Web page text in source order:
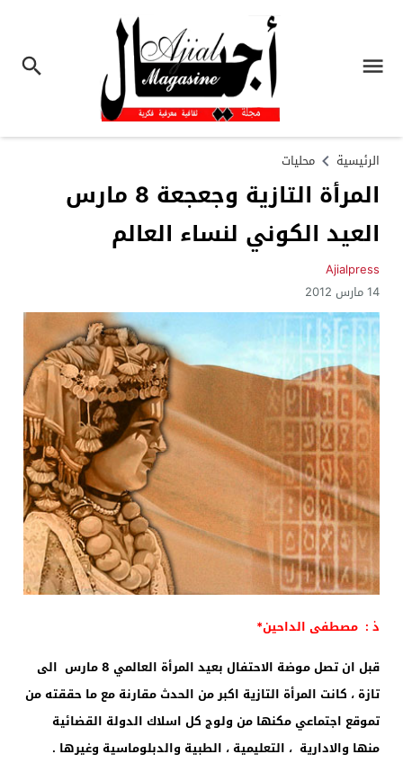
الرئيسية محليات
المرأة التازية وجعجعة 8 مارس
العيد الكوني لنساء العالم
Ajialpress
14 مارس 2012
ذ : مصطفى الداحين*
قبل ان تصل موضة الاحتفال بعيد المرأة العالمي 8 مارس الى
تازة ، كانت المرأة التازية اكبر من الحدث مقارنة مع ما حققته من
تموقع اجتماعي مكنها من ولوج كل اسلاك الدولة القضائية
منها والادارية ، التعليمية ، الطبية والدبلوماسية وغيرها .